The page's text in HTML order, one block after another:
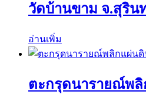
วัดบ้านขาม จ.สุริน
อ่านเพิ่ม
ตะกรุดนารายณ์พ